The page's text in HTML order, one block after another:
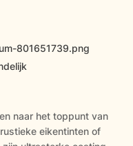
naar het toppunt van
eikentinten of